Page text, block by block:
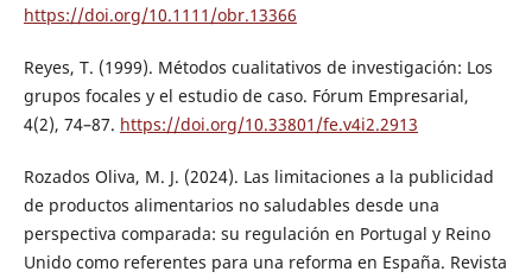
https://doi.org/10.1111/obr.13366
Reyes, T. (1999). Métodos cualitativos de investigación: Los
grupos focales y el estudio de caso. Fórum Empresarial,
4(2), 74–87. https://doi.org/10.33801/fe.v4i2.2913
Rozados Oliva, M. J. (2024). Las limitaciones a la publicidad
de productos alimentarios no saludables desde una
perspectiva comparada: su regulación en Portugal y Reino
Unido como referentes para una reforma en España. Revista